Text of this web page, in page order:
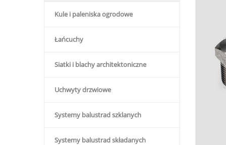
Kule i paleniska ogrodowe
Łańcuchy
Siatki i blachy architektoniczne
Uchwyty drzwiowe
Systemy balustrad szklanych
Systemy balustrad składanych